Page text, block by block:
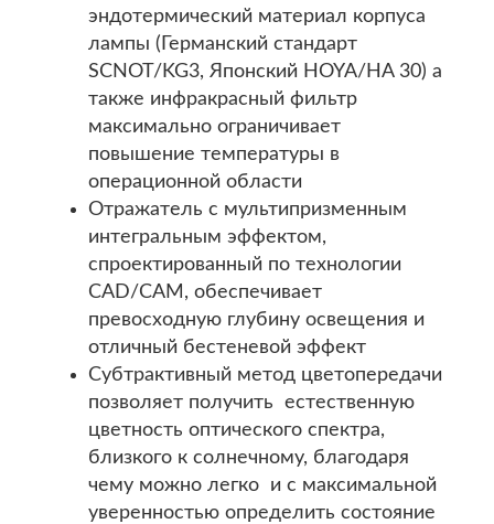
эндотермический материал корпуса
лампы (Германский стандарт
SCNOT/KG3, Японский HOYA/HA 30) а
также инфракрасный фильтр
максимально ограничивает
повышение температуры в
операционной области
Отражатель с мультипризменным
интегральным эффектом,
спроектированный по технологии
CAD/CAM, обеспечивает
превосходную глубину освещения и
отличный бестеневой эффект
Субтрактивный метод цветопередачи
позволяет получить естественную
цветность оптического спектра,
близкого к солнечному, благодаря
чему можно легко и с максимальной
уверенностью определить состояние